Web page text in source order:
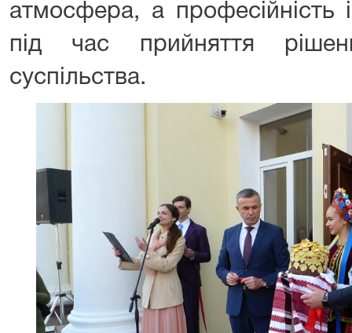
атмосфера, а професійність
під час прийняття
суспільства.